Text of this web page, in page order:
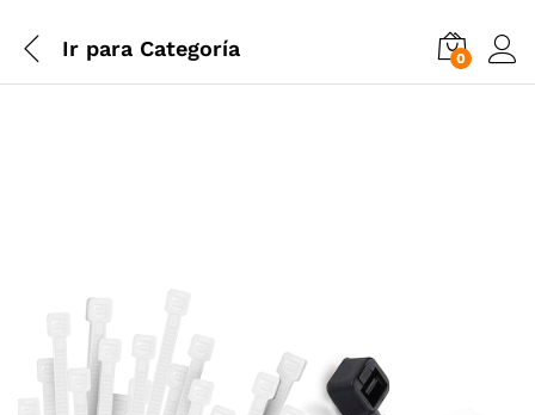
Ir para Categoría 0